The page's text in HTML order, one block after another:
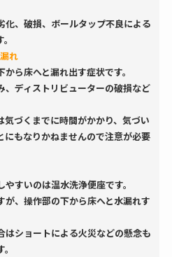
化、破損、ボールタップ不良による
れ
ら床へと漏れ出す症状です。
、ディストリビューターの破損など
気づくまでに時間がかかり、気づい
にもなりかねませんので注意が必要
すいのは温水洗浄便座です。
が、操作部の下から床へと水漏れす
はショートによる火災などの懸念も